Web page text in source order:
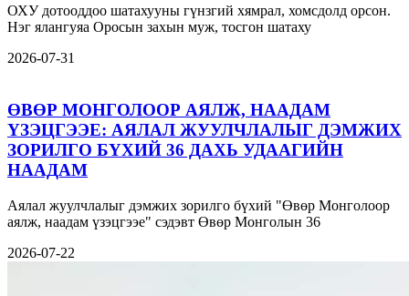
ОХУ дотооддоо шатахууны гүнзгий хямрал, хомсдолд орсон.
Нэг ялангуяа Оросын захын муж, тосгон шатаху
2026-07-31
ӨВӨР МОНГОЛООР АЯЛЖ, НААДАМ
ҮЗЭЦГЭЭЕ: АЯЛАЛ ЖУУЛЧЛАЛЫГ ДЭМЖИХ
ЗОРИЛГО БҮХИЙ 36 ДАХЬ УДААГИЙН
НААДАМ
Аялал жуулчлалыг дэмжих зорилго бүхий "Өвөр Монголоор
аялж, наадам үзэцгээе" сэдэвт Өвөр Монголын 36
2026-07-22